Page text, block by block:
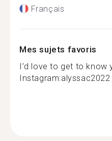
Français
Mes sujets favoris
I’d love to get to know
Instagram:alyssac2022